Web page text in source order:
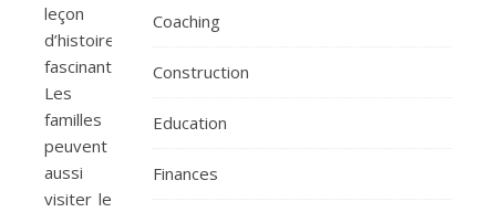
leçon
d’histoire
fascinante.
Les
familles
peuvent
aussi
visiter le
Coaching
Construction
Education
Finances